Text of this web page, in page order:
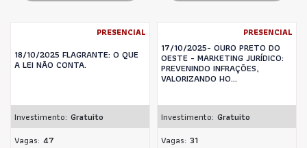
PRESENCIAL
18/10/2025 FLAGRANTE: O QUE
A LEI NÃO CONTA.
Investimento: Gratuito
Vagas: 47
PRESENCIAL
17/10/2025- OURO PRETO DO
OESTE - MARKETING JURÍDICO:
PREVENINDO INFRAÇÕES,
VALORIZANDO HO...
Investimento: Gratuito
Vagas: 31